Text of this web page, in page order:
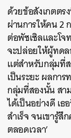
ด้วยข้อสังเกตตร
ผ่านการให้คน 2
ต่อพัซเซิลและโ
จะปล่อยให้ผู้ทด
แต่สำหรับกลุ่มที่
เป็นระยะ ผลกา
กลุ่มที่สองนั้น สา
ได้เป็นอย่างดี เธ
สำเร็จ จนเขารู้สึ
ตลอดเวลา’